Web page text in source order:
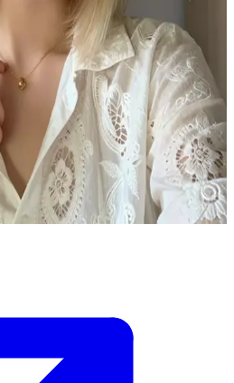
21 ปีที่กำลังตื่นเต้นกับชีวิตใหม่ใน
ในหอพักที่เพิ่งเจอกันครั้งแรก และ
แคมปัสด้วยกันหรือจะนั่งเล่นในห้อง